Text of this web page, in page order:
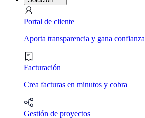
Portal de cliente
Aporta transparencia y gana confianza
Facturación
Crea facturas en minutos y cobra
Gestión de proyectos